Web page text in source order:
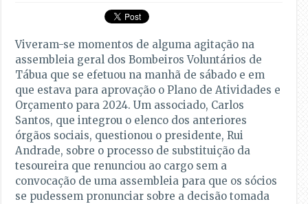
Viveram-se momentos de alguma agitação na
assembleia geral dos Bombeiros Voluntários de
Tábua que se efetuou na manhã de sábado e em
que estava para aprovação o Plano de Atividades e
Orçamento para 2024. Um associado, Carlos
Santos, que integrou o elenco dos anteriores
órgãos sociais, questionou o presidente, Rui
Andrade, sobre o processo de substituição da
tesoureira que renunciou ao cargo sem a
convocação de uma assembleia para que os sócios
se pudessem pronunciar sobre a decisão tomada